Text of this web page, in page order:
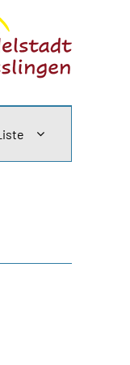
Ansichten-
Navigation